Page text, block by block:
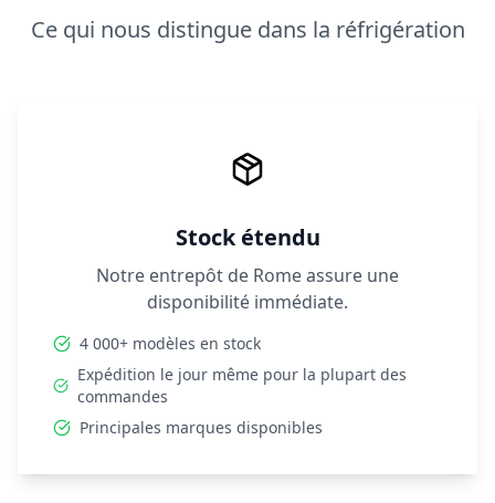
Ce qui nous distingue dans la réfrigération
Stock étendu
Notre entrepôt de Rome assure une
disponibilité immédiate.
4 000+ modèles en stock
Expédition le jour même pour la plupart des
commandes
Principales marques disponibles